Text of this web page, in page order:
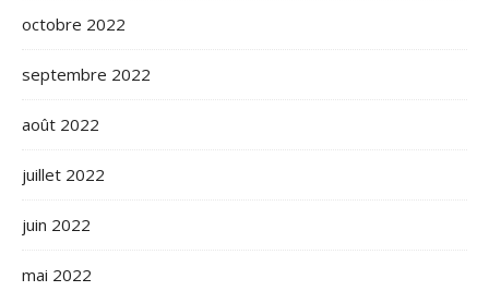
octobre 2022
septembre 2022
août 2022
juillet 2022
juin 2022
mai 2022